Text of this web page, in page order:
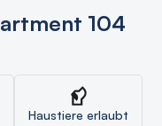
104
Haustiere erlaubt